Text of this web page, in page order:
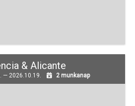
& Alicante
— 2026.10.19. 2 munkanap